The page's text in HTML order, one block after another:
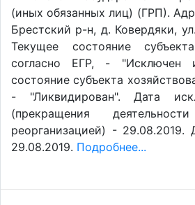
(иных обязанных лиц) (ГРП).
Брестский р-н, д. Ковердяки,
Текущее состояние
согласно ЕГР, - "Исключен
состояние субъекта
- "Ликвидирован". Дата
(прекращения
реорганизацией) - 29.08.2019.
29.08.2019. Подробнее...